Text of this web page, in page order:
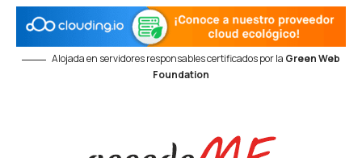
Alojada en servidores responsables certificados por la Green Web
Foundation